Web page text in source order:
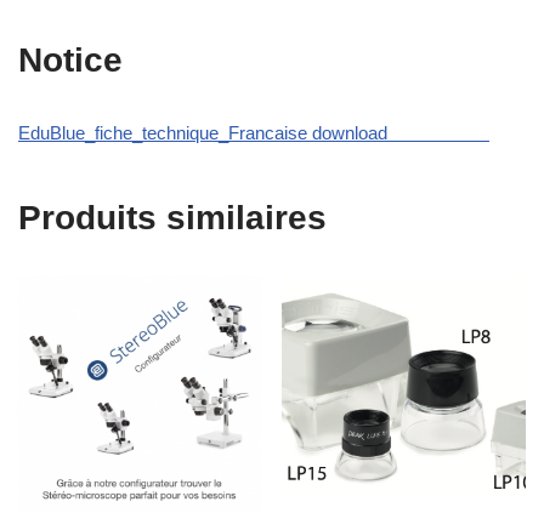
Notice
EduBlue_fiche_technique_Francaise download
Produits similaires